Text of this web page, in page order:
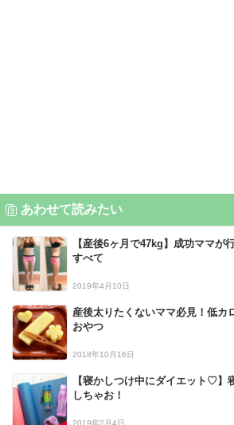
あわせて読みたい
【産後6ヶ月で47kg】成功ママが
すべて
2019年4月10日
産後太りたくないママ必見！低カ
おやつ
2018年10月16日
【寝かしつけ中にダイエット♡】
しちゃお！
2019年2月4日